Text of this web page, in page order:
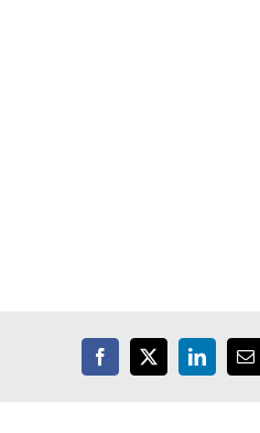
Facebook
X LinkedIn